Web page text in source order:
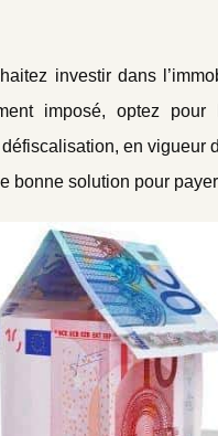
investir dans
imposé, optez
en vigueur
bonne solution pour